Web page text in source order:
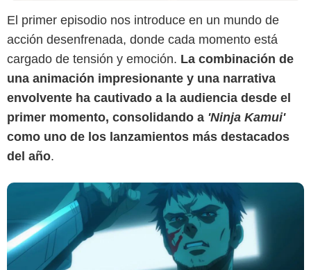
El primer episodio nos introduce en un mundo de
acción desenfrenada, donde cada momento está
cargado de tensión y emoción. La combinación de
una animación impresionante y una narrativa
envolvente ha cautivado a la audiencia desde el
primer momento, consolidando a 'Ninja Kamui'
como uno de los lanzamientos más destacados
del año.
HBO Max